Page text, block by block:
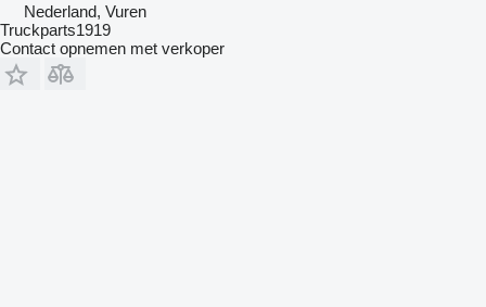
Nederland, Vuren
Truckparts1919
Contact opnemen met verkoper